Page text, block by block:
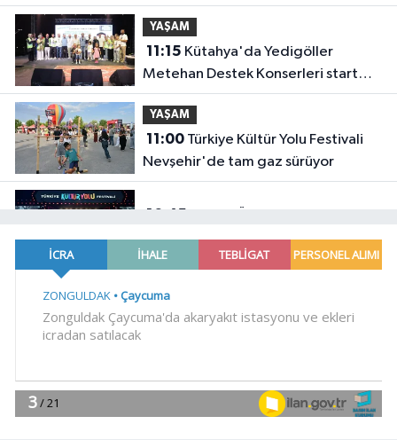
YAŞAM
11:15
Metehan Destek Konserleri start
aldı
YAŞAM
11:00Türkiye Kültür Yolu Festivali
Nevşehir'de tam gaz sürüyor
10:45
salladı
10:39Mühendis Tek-Sen